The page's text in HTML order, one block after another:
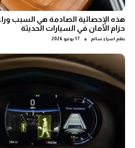
هذه الإحصائية الصادمة هي السبب
حزام الأمان في السيارات الحديثة
بقلم اسراء سالم ● 17 يونيو 2026